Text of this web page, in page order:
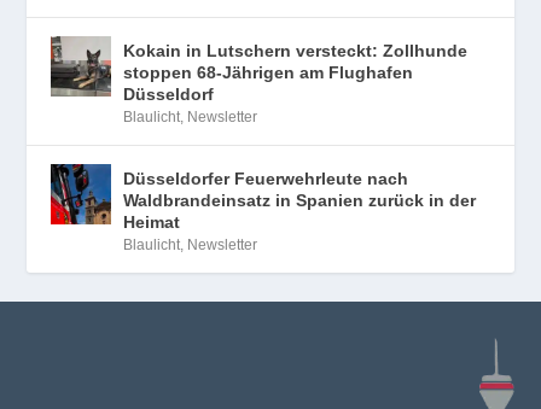
Kokain in Lutschern versteckt: Zollhunde
stoppen 68-Jährigen am Flughafen
Düsseldorf
Blaulicht, Newsletter
Düsseldorfer Feuerwehrleute nach
Waldbrandeinsatz in Spanien zurück in der
Heimat
Blaulicht, Newsletter